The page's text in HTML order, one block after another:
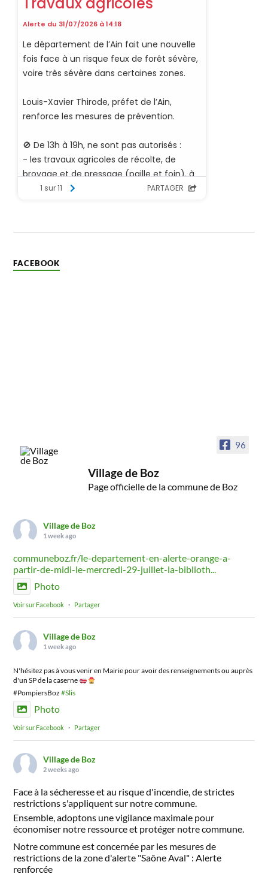
FACEBOOK
96
Village de Boz
Page officielle de la commune de Boz
Village de Boz
1 week ago
communeboz.fr/le-departement-en-alerte-orange-a-
partir-de-midi-le-mercredi-29-juillet-la-biblioth...
Photo
Voir sur Facebook · Partager
Village de Boz
1 week ago
N'hésitez pas à vous venir en Mairie pour avoir des renseignements ou auprès
d'un SP de la caserne
#PompiersBoz#Slis
Photo
Voir sur Facebook · Partager
Village de Boz
2 weeks ago
Face à la sécheresse et au risque d'incendie, de strictes
restrictions s'appliquent sur notre commune.
Ensemble, adoptons une vigilance maximale pour
économiser notre ressource et protéger notre commune.
Notre commune est concernée par les mesures de
restrictions de la zone d'alerte "Saône Aval" : Alerte
renforcée